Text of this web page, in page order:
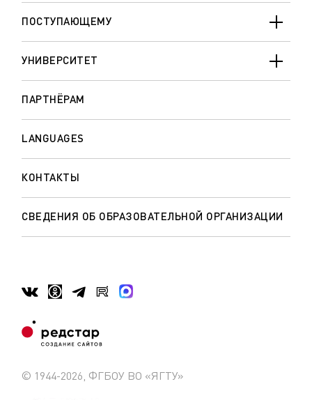
ПОСТУПАЮЩЕМУ
УНИВЕРСИТЕТ
ПАРТНЁРАМ
LANGUAGES
КОНТАКТЫ
СВЕДЕНИЯ ОБ ОБРАЗОВАТЕЛЬНОЙ ОРГАНИЗАЦИИ
© 1944-2026, ФГБОУ ВО «ЯГТУ»